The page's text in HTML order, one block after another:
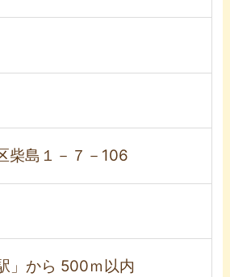
柴島１－７－106
」から 500ｍ以内